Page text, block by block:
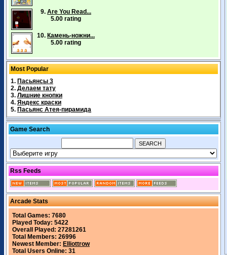
9. Are You Read...
5.00 rating
10. Камень-ножни...
5.00 rating
Most Popular
1. Пасьянсы 3
2. Делаем тату
3. Лишние кнопки
4. Яндекс краски
5. Пасьянс Атея-пирамида
Game Search
Rss Feeds
Arcade Stats
Total Games: 7680
Played Today: 5422
Overall Played: 27281261
Total Members: 26996
Newest Member: Elliottrow
Total Users Online: 31